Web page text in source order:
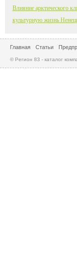
Влияние арктического
культурную жизнь
Главная Статьи
© Регион 83 - каталог